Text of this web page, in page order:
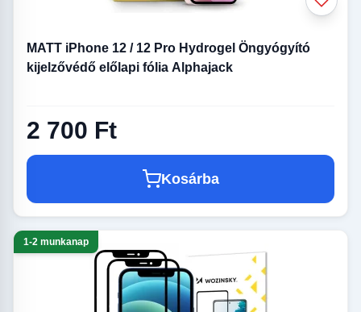
MATT iPhone 12 / 12 Pro Hydrogel Öngyógyító
kijelzővédő előlapi fólia Alphajack
2 700 Ft
Kosárba
1-2 munkanap